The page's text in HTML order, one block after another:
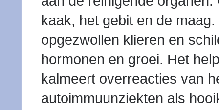
kaak, het gebit en de
opgezwollen klieren en
hormonen en groei. Het
kalmeert overreacties van
autoimmuunziekten als